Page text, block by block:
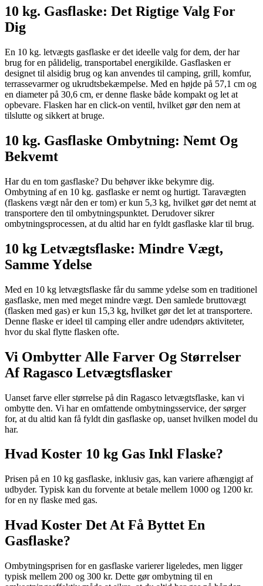
10 kg. Gasflaske: Det Rigtige Valg For
Dig
En 10 kg. letvægts gasflaske er det ideelle valg for dem, der har
brug for en pålidelig, transportabel energikilde. Gasflasken er
designet til alsidig brug og kan anvendes til camping, grill, komfur,
terrassevarmer og ukrudtsbekæmpelse. Med en højde på 57,1 cm og
en diameter på 30,6 cm, er denne flaske både kompakt og let at
opbevare. Flasken har en click-on ventil, hvilket gør den nem at
tilslutte og sikkert at bruge.
10 kg. Gasflaske Ombytning: Nemt Og
Bekvemt
Har du en tom gasflaske? Du behøver ikke bekymre dig.
Ombytning af en 10 kg. gasflaske er nemt og hurtigt. Taravægten
(flaskens vægt når den er tom) er kun 5,3 kg, hvilket gør det nemt at
transportere den til ombytningspunktet. Derudover sikrer
ombytningsprocessen, at du altid har en fyldt gasflaske klar til brug.
10 kg Letvægtsflaske: Mindre Vægt,
Samme Ydelse
Med en 10 kg letvægtsflaske får du samme ydelse som en traditionel
gasflaske, men med meget mindre vægt. Den samlede bruttovægt
(flasken med gas) er kun 15,3 kg, hvilket gør det let at transportere.
Denne flaske er ideel til camping eller andre udendørs aktiviteter,
hvor du skal flytte flasken ofte.
Vi Ombytter Alle Farver Og Størrelser
Af Ragasco Letvægtsflasker
Uanset farve eller størrelse på din Ragasco letvægtsflaske, kan vi
ombytte den. Vi har en omfattende ombytningsservice, der sørger
for, at du altid kan få fyldt din gasflaske op, uanset hvilken model du
har.
Hvad Koster 10 kg Gas Inkl Flaske?
Prisen på en 10 kg gasflaske, inklusiv gas, kan variere afhængigt af
udbyder. Typisk kan du forvente at betale mellem 1000 og 1200 kr.
for en ny flaske med gas.
Hvad Koster Det At Få Byttet En
Gasflaske?
Ombytningsprisen for en gasflaske varierer ligeledes, men ligger
typisk mellem 200 og 300 kr. Dette gør ombytning til en